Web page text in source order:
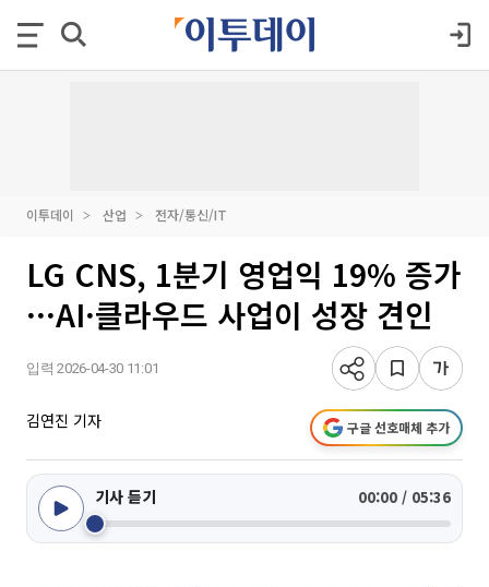
이투데이 산업 전자/통신/IT
LG CNS, 1분기 영업익 19% 증가
···AI·클라우드 사업이 성장 견인
입력 2026-04-30 11:01
김연진 기자 구글 선호매체 추가
기사 듣기 00:00 / 05:36